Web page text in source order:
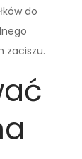
do
zaciszu.